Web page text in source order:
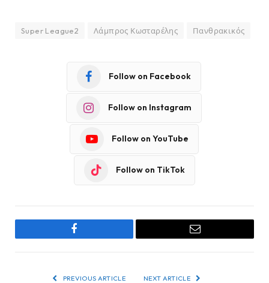
Super League2 Λάμπρος Κωσταρέλης Πανθρακικός
Follow on Facebook
Follow on Instagram
Follow on YouTube
Follow on TikTok
Facebook Email
PREVIOUS ARTICLE NEXT ARTICLE